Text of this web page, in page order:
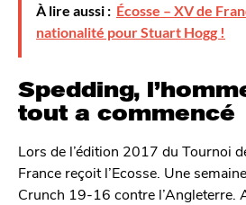
À lire aussi : Écosse – XV de
nationalité pour Stuart Hogg !
Spedding,
tout a commencé
Lors de l’édition 2017 du Tournoi
France reçoit l’Ecosse. Une
Crunch 19-16 contre l’Angleterre.